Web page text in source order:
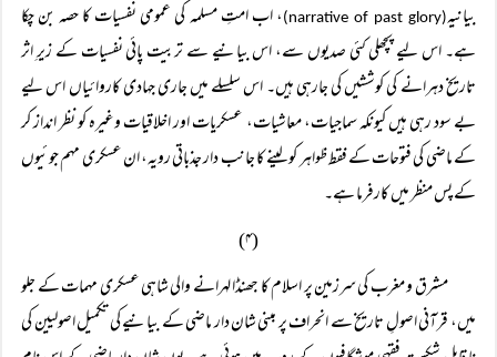
بیانیہ(narrative of past glory)
، اب امتِ مسلمہ کی عمومی نفسیات کا حصہ بن چکا
ہے۔ اس لیے پچھلی کئی صدیوں سے، اس بیانیے سے تربیت پائی نفسیات کے زیرِ اثر
تاریخ دہرانے کی کوششیں کی جارہی ہیں۔ اس سلسلے میں جاری جہادی کاروائیاں اس لیے
بے سود رہی ہیں کیونکہ سماجیات، معاشیات، عسکریات اور اخلاقیات وغیرہ کو نظر انداز کر
کے ماضی کی فتوحات کے فقط ظواہر کو لینے کا جانب دار جذباتی رویہ، ان عسکری مہم جوئیوں
کے پس منظر میں کارفرما ہے۔
(۴)
مشرق و مغرب کی سرزمین پر اسلام کا جھنڈا لہرانے والی شاہی عسکری مہمات کے جلو
میں، قرآنی اصولِ تاریخ سے انحراف پر مبنی شان دار ماضی کے بیانیے کی تکمیل اصولیین کی